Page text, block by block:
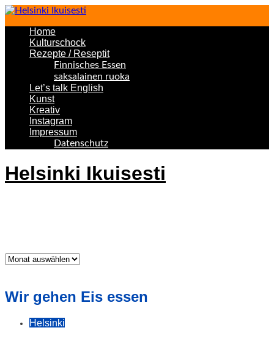
Home
Kulturschock
Rezepte / Reseptit
Finnisches Essen
saksalainen ruoka
Let’s talk English
Kunst
Kreativ
Instagram
Impressum
Datenschutz
Helsinki Ikuisesti
Was
Wir gehen Eis essen
Helsinki